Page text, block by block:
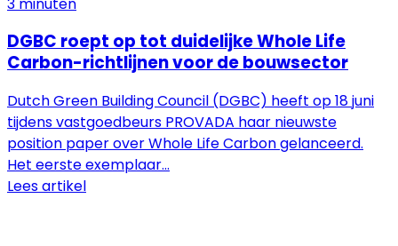
DGBC roept op tot duidelijke Whole Life
Carbon-richtlijnen voor de bouwsector
Dutch Green Building Council (DGBC) heeft op 18 juni
tijdens vastgoedbeurs PROVADA haar nieuwste
position paper over Whole Life Carbon gelanceerd.
Het eerste exemplaar...
Lees artikel